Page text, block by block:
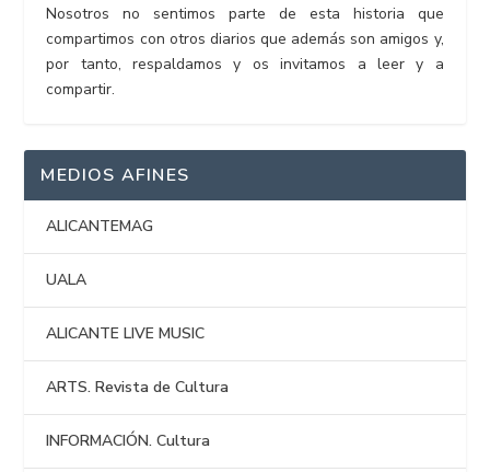
Nosotros no sentimos parte de esta historia que
compartimos con otros diarios que además son amigos y,
por tanto, respaldamos y os invitamos a leer y a
compartir.
MEDIOS AFINES
ALICANTEMAG
UALA
ALICANTE LIVE MUSIC
ARTS. Revista de Cultura
INFORMACIÓN. Cultura